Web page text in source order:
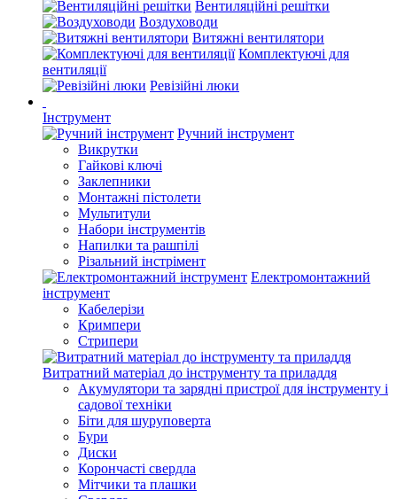
Вентиляційні решітки
Воздуховоди
Витяжні вентилятори
Комплектуючі для
вентиляції
Ревізійні люки
Інструмент
Ручний інструмент
Викрутки
Гайкові ключі
Заклепники
Монтажні пістолети
Мультитули
Набори інструментів
Напилки та рашпілі
Різальний інстрімент
Електромонтажний
інструмент
Кабелерізи
Кримпери
Стрипери
Витратний матеріал до інструменту та приладдя
Акумулятори та зарядні пристрої для інструменту і
садової техніки
Біти для шуруповерта
Бури
Диски
Корончасті свердла
Мітчики та плашки